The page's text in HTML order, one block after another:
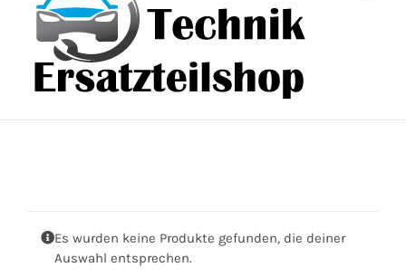
Es wurden keine Produkte gefunden, die deiner
Auswahl entsprechen.